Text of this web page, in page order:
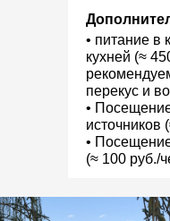
• питание в
кухней (≈
перекус и
•
источников
•
(≈ 100 руб./